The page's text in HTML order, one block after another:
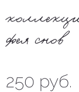
фея снов
250 руб.